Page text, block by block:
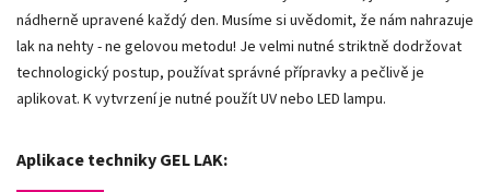
nádherně upravené každý den. Musíme si uvědomit, že nám nahrazuje
lak na nehty - ne gelovou metodu! Je velmi nutné striktně dodržovat
technologický postup, používat správné přípravky a pečlivě je
aplikovat. K vytvrzení je nutné použít UV nebo LED lampu.
Aplikace techniky GEL LAK: